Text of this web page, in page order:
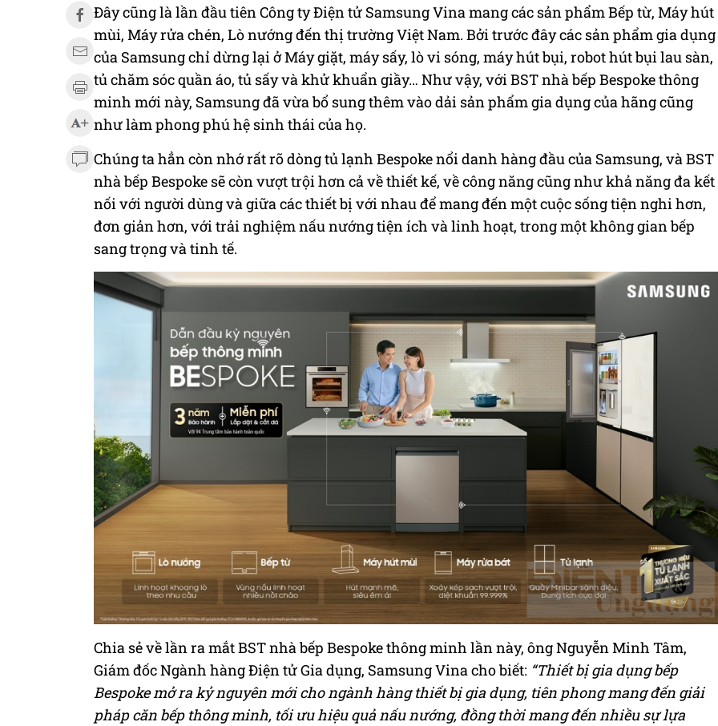
Đây cũng là lần đầu tiên Công ty Điện tử Samsung Vina mang các sản phẩm Bếp từ, Máy hút
mùi, Máy rửa chén, Lò nướng đến thị trường Việt Nam. Bởi trước đây các sản phẩm gia dụng
của Samsung chỉ dừng lại ở Máy giặt, máy sấy, lò vi sóng, máy hút bụi, robot hút bụi lau sàn,
tủ chăm sóc quần áo, tủ sấy và khử khuẩn giầy… Như vậy, với BST nhà bếp Bespoke thông
minh mới này, Samsung đã vừa bổ sung thêm vào dải sản phẩm gia dụng của hãng cũng
như làm phong phú hệ sinh thái của họ.
Chúng ta hẳn còn nhớ rất rõ dòng tủ lạnh Bespoke nổi danh hàng đầu của Samsung, và BST
nhà bếp Bespoke sẽ còn vượt trội hơn cả về thiết kế, về công năng cũng như khả năng đa kết
nối với người dùng và giữa các thiết bị với nhau để mang đến một cuộc sống tiện nghi hơn,
đơn giản hơn, với trải nghiệm nấu nướng tiện ích và linh hoạt, trong một không gian bếp
sang trọng và tinh tế.
Chia sẻ về lần ra mắt BST nhà bếp Bespoke thông minh lần này, ông Nguyễn Minh Tâm,
Giám đốc Ngành hàng Điện tử Gia dụng, Samsung Vina cho biết: “Thiết bị gia dụng bếp
Bespoke mở ra kỷ nguyên mới cho ngành hàng thiết bị gia dụng, tiên phong mang đến giải
pháp căn bếp thông minh, tối ưu hiệu quả nấu nướng, đồng thời mang đến nhiều sự lựa